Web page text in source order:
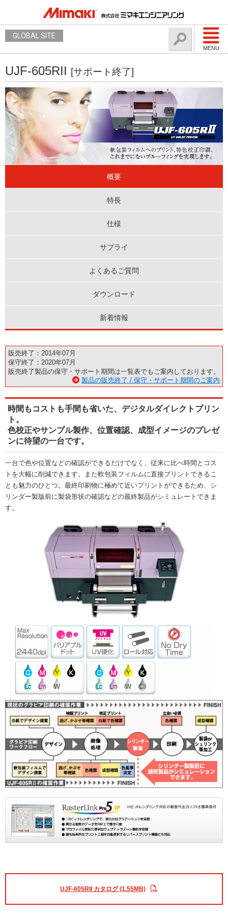
MENU
GLOBAL SITE
UJF-605RII [サポート終了]
概要
特長
仕様
サプライ
よくあるご質問
ダウンロード
新着情報
販売終了：2014年07月
保守終了：2020年07月
販売終了製品の保守・サポート期間は一覧表でもご案内しております。
製品の販売終了 / 保守・サポート期間のご案内
時間もコストも手間も省いた、デジタルダイレクトプリン
ト。
色校正やサンプル製作、位置確認、成型イメージのプレゼ
ンに待望の一台です。
一台で色や位置などの確認ができるだけでなく、従来に比べ時間とコス
トを大幅に削減できます。また軟包装フィルムに直接プリントできるこ
とも魅力のひとつ。最終印刷物に極めて近いプリントができるため、シ
リンダー製版前に製袋形状の確認などの最終製品がシミュレートできま
す。
UJF-605RII カタログ (1.55MB)